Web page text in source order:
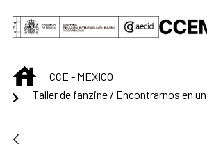
Saltar al contenido principal
INICIOCCE - MEXICO